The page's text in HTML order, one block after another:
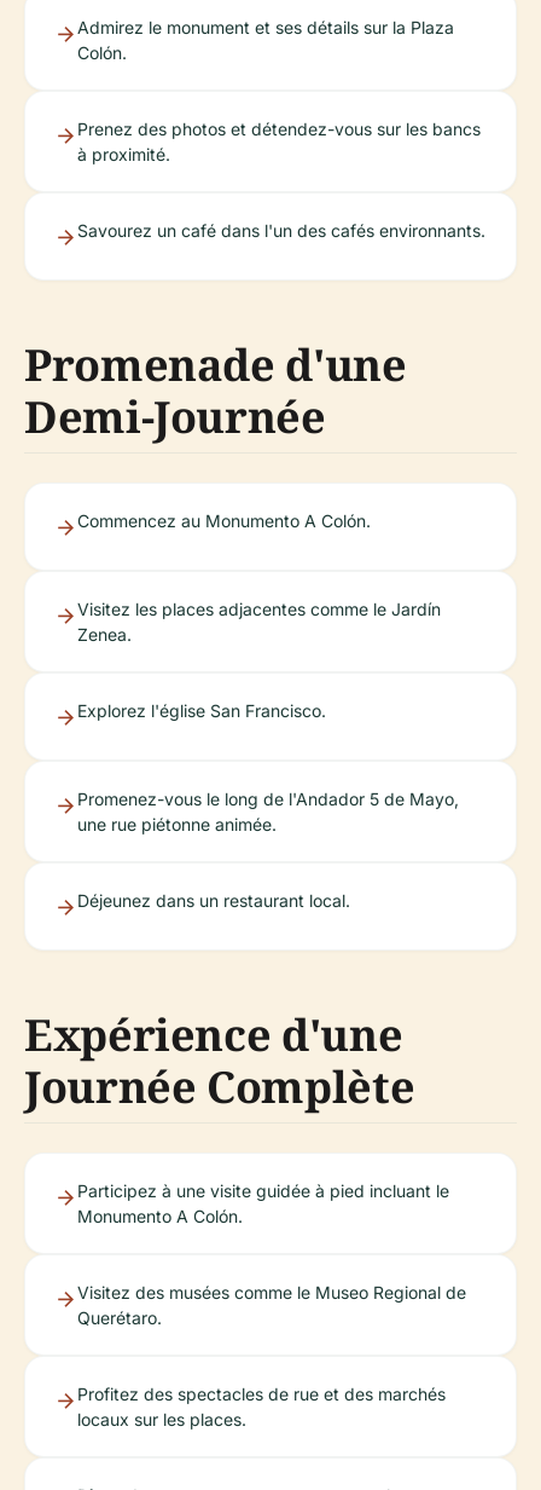
Admirez le monument et ses détails sur la Plaza
Colón.
Prenez des photos et détendez-vous sur les bancs
à proximité.
Savourez un café dans l'un des cafés environnants.
Promenade d'une
Demi-Journée
Commencez au Monumento A Colón.
Visitez les places adjacentes comme le Jardín
Zenea.
Explorez l'église San Francisco.
Promenez-vous le long de l'Andador 5 de Mayo,
une rue piétonne animée.
Déjeunez dans un restaurant local.
Expérience d'une
Journée Complète
Participez à une visite guidée à pied incluant le
Monumento A Colón.
Visitez des musées comme le Museo Regional de
Querétaro.
Profitez des spectacles de rue et des marchés
locaux sur les places.